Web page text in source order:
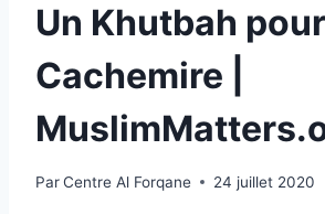
Un Khutbah
Cachemire |
ParCentre Al Forqane 24 juillet 2020